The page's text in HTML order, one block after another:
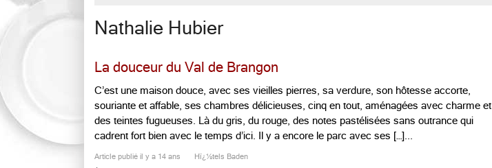
Nathalie Hubier
La douceur du Val de Brangon
C’est une maison douce, avec ses vieilles pierres, sa verdure, son hôtesse accorte,
souriante et affable, ses chambres délicieuses, cinq en tout, aménagées avec charme et
des teintes fugueuses. Là du gris, du rouge, des notes pastélisées sans outrance qui
cadrent fort bien avec le temps d’ici. Il y a encore le parc avec ses […]...
Article publié il y a 14 ans Hï¿½tels Baden